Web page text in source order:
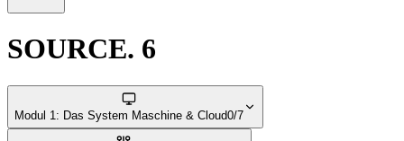
SOURCE. 6
Modul 1: Das System Maschine & Cloud0/7